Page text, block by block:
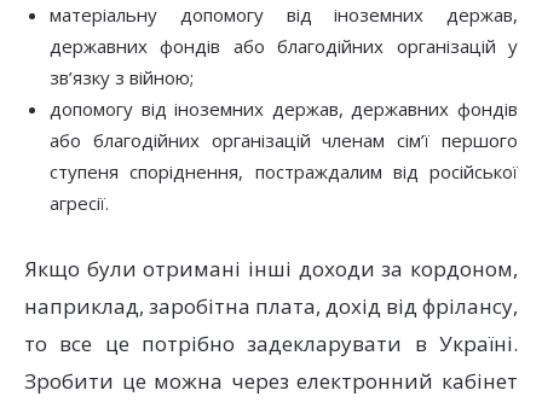
матеріальну допомогу від іноземних держав,
державних фондів або благодійних організацій у
зв’язку з війною;
допомогу від іноземних держав, державних фондів
або благодійних організацій членам сім’ї першого
ступеня споріднення, постраждалим від російської
агресії.
Якщо були отримані інші доходи за кордоном,
наприклад, заробітна плата, дохід від фрілансу,
то все це потрібно задекларувати в Україні.
Зробити це можна через електронний кабінет